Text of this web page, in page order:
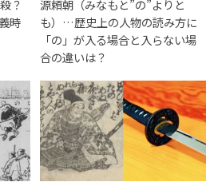
？
時
源頼朝（みなもと”の”よりと
も）…歴史上の人物の読み方に
「の」が入る場合と入らない場
合の違いは？